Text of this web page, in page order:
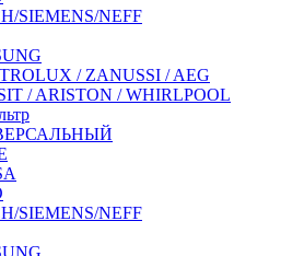
SIEMENS/NEFF
/ ZANUSSI / AEG
/ ARISTON / WHIRLPOOL
SIEMENS/NEFF